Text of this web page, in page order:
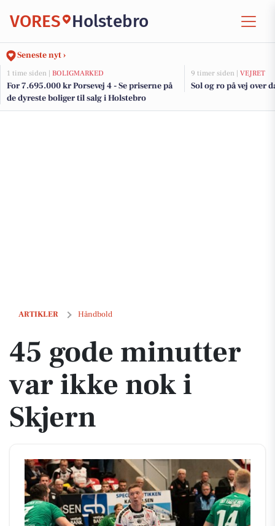
VORES Holstebro
Seneste nyt ›
1 time siden | BOLIGMARKED
For 7.695.000 kr Porsevej 4 - Se priserne på
de dyreste boliger til salg i Holstebro
9 timer siden | VEJRET
Sol og ro på vej over
ARTIKLER Håndbold
45 gode minutter var ikke nok i Skjern
45 gode minutter
var ikke nok i
Skjern